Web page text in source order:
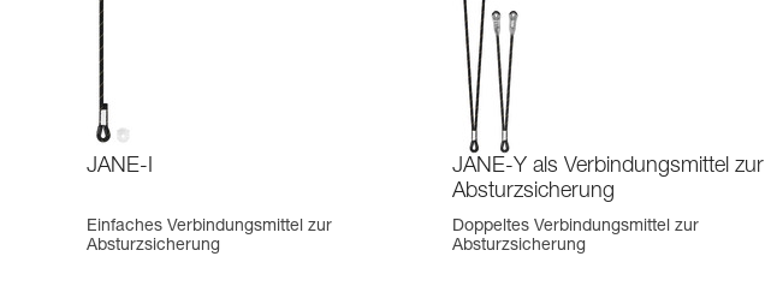
JANE-I
Einfaches Verbindungsmittel zur
Absturzsicherung
JANE-Y als Verbindungsmittel zur
Absturzsicherung
Doppeltes Verbindungsmittel zur
Absturzsicherung